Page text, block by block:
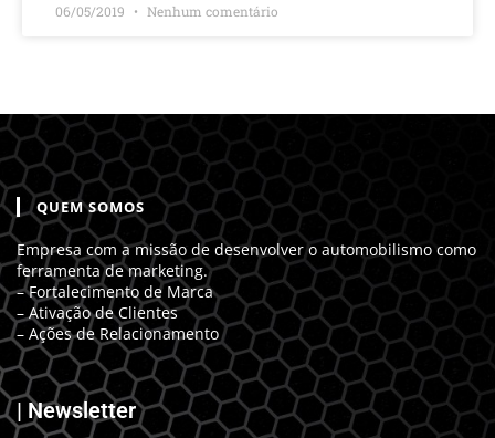
06/05/2019 Nenhum comentário
QUEM SOMOS
Empresa com a missão de desenvolver o automobilismo como
ferramenta de marketing.
– Fortalecimento de Marca
– Ativação de Clientes
– Ações de Relacionamento
| Newsletter